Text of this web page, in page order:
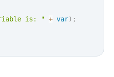
is: " + var) ;